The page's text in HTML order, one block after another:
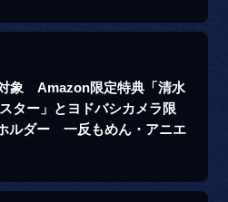
象 Amazon限定特典「清水
ター」とヨドバシカメラ限
ルダー 一反もめん・アニエ